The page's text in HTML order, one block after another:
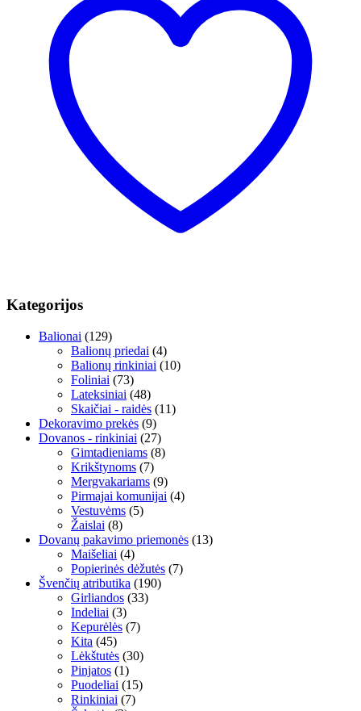
Kategorijos
Balionai (129)
Balionų priedai (4)
Balionų rinkiniai (10)
Foliniai (73)
Lateksiniai (48)
Skaičiai - raidės (11)
Dekoravimo prekės (9)
Dovanos - rinkiniai (27)
Gimtadieniams (8)
Krikštynoms (7)
Mergvakariams (9)
Pirmajai komunijai (4)
Vestuvėms (5)
Žaislai (8)
Dovanų pakavimo priemonės (13)
Maišeliai (4)
Popierinės dėžutės (7)
Švenčių atributika (190)
Girliandos (33)
Indeliai (3)
Kepurėlės (7)
Kita (45)
Lėkštutės (30)
Pinjatos (1)
Puodeliai (15)
Rinkiniai (7)